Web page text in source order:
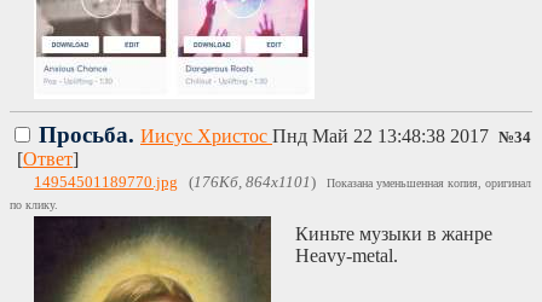
Просьба. Иисус Христос Пнд Май 22 13:48:38 2017 №34
[Ответ]
14954501189770.jpg (176Кб, 864x1101)
Показана уменьшенная копия, оригинал
по клику.
Киньте музыки в жанре
Heavy-metal.